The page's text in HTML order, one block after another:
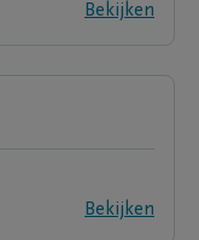
Bekijken
Bekijken